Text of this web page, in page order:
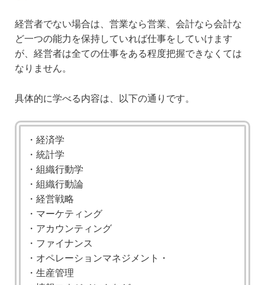
経営者でない場合は、営業なら営業、会計なら会計な
ど一つの能力を保持していれば仕事をしていけます
が、経営者は全ての仕事をある程度把握できなくては
なりません。
具体的に学べる内容は、以下の通りです。
・経済学
・統計学
・組織行動学
・組織行動論
・経営戦略
・マーケティング
・アカウンティング
・ファイナンス
・オペレーションマネジメント・
・生産管理